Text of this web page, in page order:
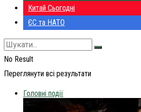
Китай Сьогодні
ЄС та НАТО
No Result
Переглянути всі результати
Головні події